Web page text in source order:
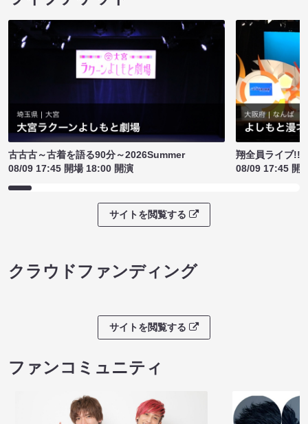
古古古～古着を語る90分～2026Summer
08/09 17:45 開場 18:00 開演
翔全員ライブ!!!
08/09 17:45 開
サイトを閲覧する
クラウドファンディング
サイトを閲覧する
ファンコミュニティ